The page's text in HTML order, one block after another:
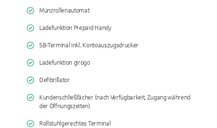
Münzrollenautomat
Ladefunktion Prepaid Handy
SB-Terminal inkl. Kontoauszugsdrucker
Ladefunktion girogo
Defibrillator
Kundenschließfächer (nach Verfügbarkeit, Zugang während
der Öffnungszeiten)
Rollstuhlgerechtes Terminal